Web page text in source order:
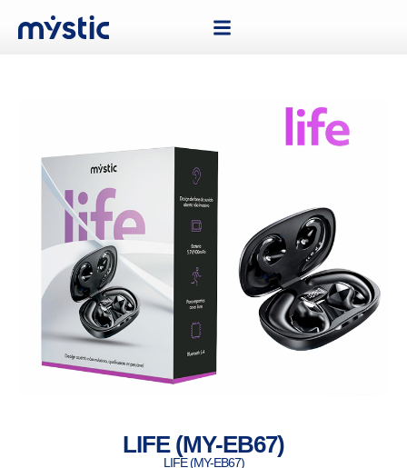
LIFE (MY-EB67)
LIFE (MY-EB67)